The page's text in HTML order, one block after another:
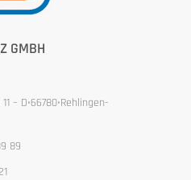
GMBH
– D•66780•Rehlingen-
89